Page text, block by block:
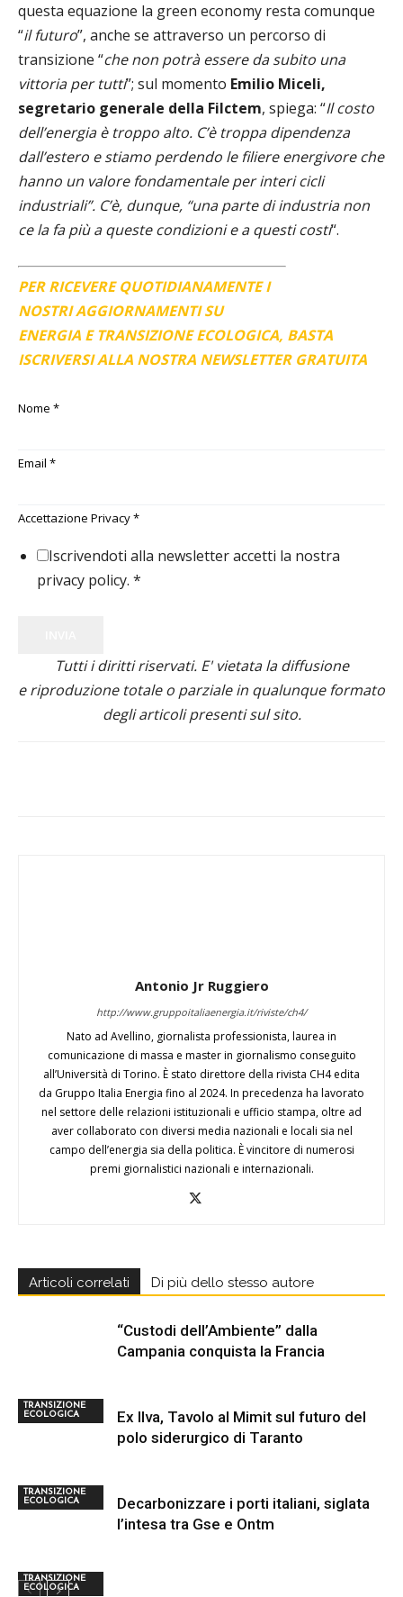
questa equazione la green economy resta comunque
“il futuro”, anche se attraverso un percorso di
transizione “che non potrà essere da subito una
vittoria per tutti”; sul momento Emilio Miceli,
segretario generale della Filctem, spiega: “Il costo
dell’energia è troppo alto. C’è troppa dipendenza
dall’estero e stiamo perdendo le filiere energivore che
hanno un valore fondamentale per interi cicli
industriali”. C’è, dunque, “una parte di industria non
ce la fa più a queste condizioni e a questi costi“.
PER RICEVERE QUOTIDIANAMENTE I
NOSTRI AGGIORNAMENTI SU
ENERGIA E TRANSIZIONE ECOLOGICA, BASTA
ISCRIVERSI ALLA NOSTRA NEWSLETTER GRATUITA
Nome *
Email *
Accettazione Privacy*
Iscrivendoti alla newsletter accetti la nostra
privacy policy. *
Tutti i diritti riservati. E' vietata la diffusione
e riproduzione totale o parziale in qualunque formato
degli articoli presenti sul sito.
Antonio Jr Ruggiero
http://www.gruppoitaliaenergia.it/riviste/ch4/
Nato ad Avellino, giornalista professionista, laurea in
comunicazione di massa e master in giornalismo conseguito
all’Università di Torino. È stato direttore della rivista CH4 edita
da Gruppo Italia Energia fino al 2024. In precedenza ha lavorato
nel settore delle relazioni istituzionali e ufficio stampa, oltre ad
aver collaborato con diversi media nazionali e locali sia nel
campo dell’energia sia della politica. È vincitore di numerosi
premi giornalistici nazionali e internazionali.
Articoli correlati Di più dello stesso autore
TRANSIZIONE
ECOLOGICA
“Custodi dell’Ambiente” dalla
Campania conquista la Francia
TRANSIZIONE
ECOLOGICA
Ex Ilva, Tavolo al Mimit sul futuro del
polo siderurgico di Taranto
TRANSIZIONE
ECOLOGICA
Decarbonizzare i porti italiani, siglata
l’intesa tra Gse e Ontm